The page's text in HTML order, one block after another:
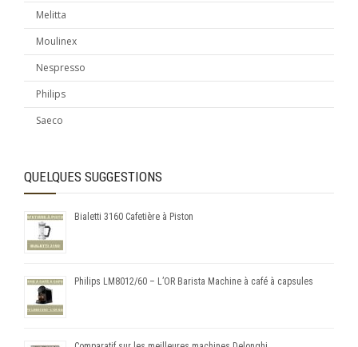
Melitta
Moulinex
Nespresso
Philips
Saeco
QUELQUES SUGGESTIONS
Bialetti 3160 Cafetière à Piston
Philips LM8012/60 – L’OR Barista Machine à café à capsules